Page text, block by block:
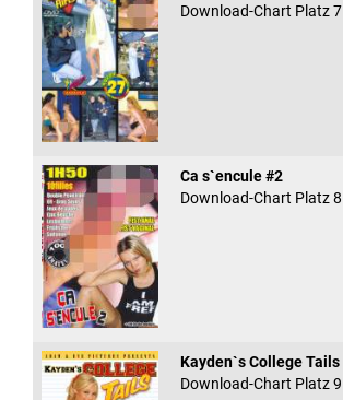
Download-Chart Platz 7
Ca s`encule #2
Download-Chart Platz 8
Kayden`s College Tails
Download-Chart Platz 9